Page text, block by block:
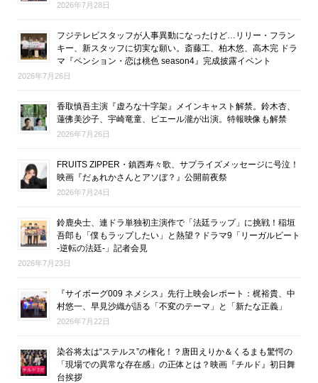
2026年7月28日
フジテレビスタッフが人事異動になったけど…リリー・フラン
キー、新スタッフに切実な願い。斎藤工、柏木悠、高木完 ドラ
マ『ペンション・恋は桃色 season4』完成披露イベント
2026年7月26日
香取慎吾主演『虚ろな十字架』メインキャスト解禁。鈴木杏、
蓮佛美沙子、宇崎竜童、ピエール瀧が出演。特報映像も解禁
2026年7月26日
FRUITS ZIPPER・鎮西寿々歌、サプライズメッセージに号泣！
映画『だぁれかさんとアソぼ？』公開前夜祭
2026年7月24日
鈴鹿央士、連ドラ単独初主演作で「法廷ラップ」に挑戦！稲垣
吾郎も「僕もラップしたい」と熱望？ドラマ9「リーガルビート
-逆転の法廷-」記者会見
2026年7月23日
『サイボーグ009 ネメシス』先行上映会レポート：梶裕貴、中
村悠一、早見沙織が語る「不変のテーマ」と「新たな正義」
2026年7月22日
染谷将太は“ステルス”の権化！？唐田えりか＆くるまも驚愕の
「現場での異常な存在感」の正体とは？映画『チルド』初日舞
台挨拶